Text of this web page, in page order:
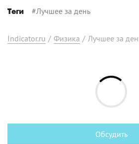
Теги #Лучшее за день
Indicator.ru / Физика / Лучшее за
Обсудить